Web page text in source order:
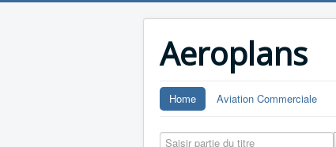
Aeroplans
Home Aviation Commerciale
Saisir partie du titre